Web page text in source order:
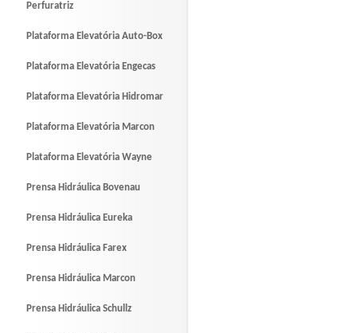
Perfuratriz
Plataforma Elevatória Auto-Box
Plataforma Elevatória Engecas
Plataforma Elevatória Hidromar
Plataforma Elevatória Marcon
Plataforma Elevatória Wayne
Prensa Hidráulica Bovenau
Prensa Hidráulica Eureka
Prensa Hidráulica Farex
Prensa Hidráulica Marcon
Prensa Hidráulica Schullz